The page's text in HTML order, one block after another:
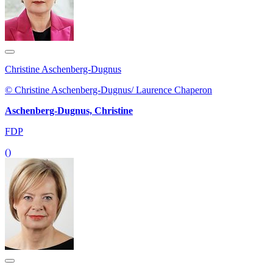
Christine Aschenberg-Dugnus
© Christine Aschenberg-Dugnus/ Laurence Chaperon
Aschenberg-Dugnus, Christine
FDP
()